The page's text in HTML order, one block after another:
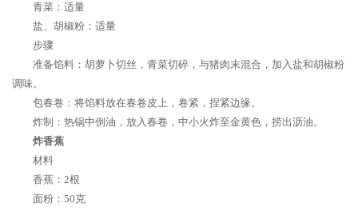
青菜：适量
盐、胡椒粉：适量
步骤
准备馅料：胡萝卜切丝，青菜切碎，与猪肉末混合，加入盐和胡椒粉
调味。
包春卷：将馅料放在春卷皮上，卷紧，捏紧边缘。
炸制：热锅中倒油，放入春卷，中小火炸至金黄色，捞出沥油。
炸香蕉
材料
香蕉：2根
面粉：50克